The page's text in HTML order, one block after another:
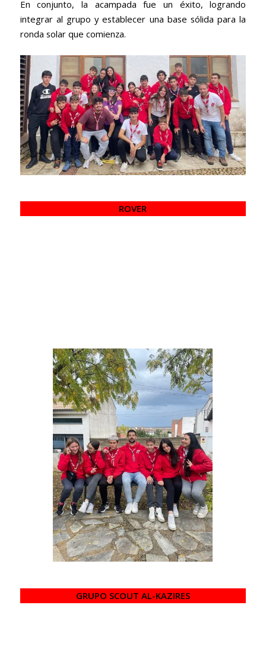
En conjunto, la acampada fue un éxito, logrando
integrar al grupo y establecer una base sólida para la
ronda solar que comienza.
ROVER
GRUPO SCOUT AL-KAZIRES